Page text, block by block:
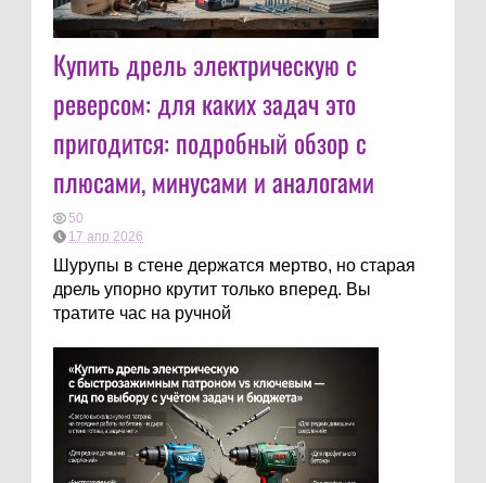
Купить дрель электрическую с
реверсом: для каких задач это
пригодится: подробный обзор с
плюсами, минусами и аналогами
50
17 апр 2026
Шурупы в стене держатся мертво, но старая
дрель упорно крутит только вперед. Вы
тратите час на ручной